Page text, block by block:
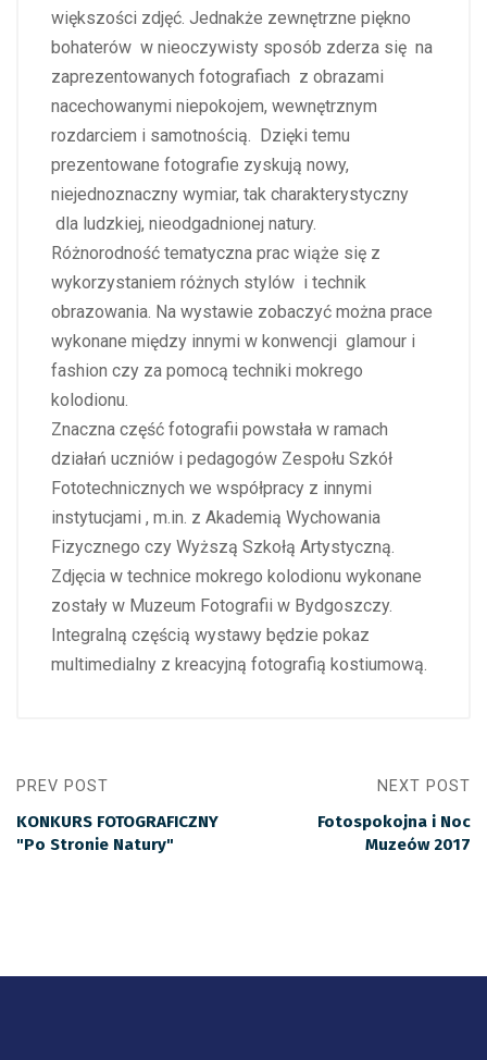
większości zdjęć. Jednakże zewnętrzne piękno
bohaterów w nieoczywisty sposób zderza się na
zaprezentowanych fotografiach z obrazami
nacechowanymi niepokojem, wewnętrznym
rozdarciem i samotnością. Dzięki temu
prezentowane fotografie zyskują nowy,
niejednoznaczny wymiar, tak charakterystyczny
dla ludzkiej, nieodgadnionej natury.
Różnorodność tematyczna prac wiąże się z
wykorzystaniem różnych stylów i technik
obrazowania. Na wystawie zobaczyć można prace
wykonane między innymi w konwencji glamour i
fashion czy za pomocą techniki mokrego
kolodionu.
Znaczna część fotografii powstała w ramach
działań uczniów i pedagogów Zespołu Szkół
Fototechnicznych we współpracy z innymi
instytucjami , m.in. z Akademią Wychowania
Fizycznego czy Wyższą Szkołą Artystyczną.
Zdjęcia w technice mokrego kolodionu wykonane
zostały w Muzeum Fotografii w Bydgoszczy.
Integralną częścią wystawy będzie pokaz
multimedialny z kreacyjną fotografią kostiumową.
PREV POST
KONKURS FOTOGRAFICZNY
"Po Stronie Natury"
NEXT POST
Fotospokojna i Noc
Muzeów 2017